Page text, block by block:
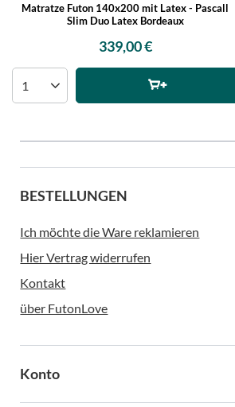
Matratze Futon 140x200 mit Latex - Pascall
Slim Duo Latex Bordeaux
339,00 €
BESTELLUNGEN
Ich möchte die Ware reklamieren
Hier Vertrag widerrufen
Kontakt
über FutonLove
Konto